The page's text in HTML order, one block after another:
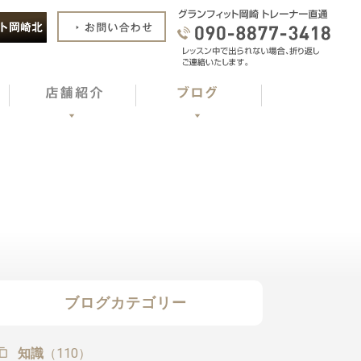
ブログカテゴリー
知識 （110）